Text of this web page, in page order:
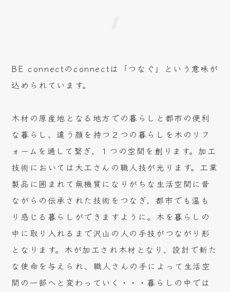
BE connectのconnectは「つなぐ」という意味が
込められています。
木材の原産地となる地方での暮らしと都市の便利
な暮らし、違う顔を持つ２つの暮らしを木のリフ
ォームを通して繋ぎ、１つの空間を創ります。加工
技術においては大工さんの職人技が光ります。工業
製品に囲まれて無機質になりがちな生活空間に昔
ながらの伝承された技術をつなぎ、都市でも温も
り感じる暮らしができますように。木を暮らしの
中に取り入れるまで沢山の人の手技がつながり形
となります。木が加工され木材となり、設計で新た
な使命を与えられ、職人さんの手によって生活空
間の一部へと変わっていく・・・暮らしの中では